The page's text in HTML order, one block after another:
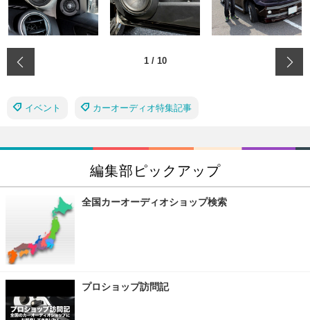
1/ 10
イベント カーオーディオ特集記事
編集部ピックアップ
全国カーオーディオショップ検索
プロショップ訪問記